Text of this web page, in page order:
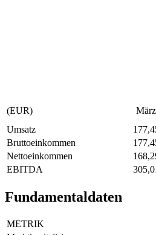
(EUR)
Umsatz
Bruttoeinkommen
Nettoeinkommen
EBITDA
Fundamentaldaten
METRIK